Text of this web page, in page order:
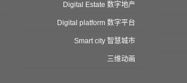
Digital Estate 数字地产
Digital platform 数字平台
Smart city 智慧城市
三维动画